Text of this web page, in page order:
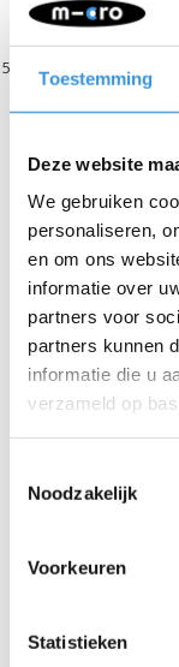
Toestemming
Deze website
We gebruiken
personaliseren,
en om ons
informatie over
partners voor
partners kunnen
informatie die u
verzameld op
Noodzakelijk
Voorkeuren
Statistieken
ervaring en is up to
Alle MX stunt
hoogwaardige